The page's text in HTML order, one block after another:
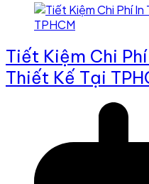
Tiết Kiệm Chi
Thiết Kế Tại